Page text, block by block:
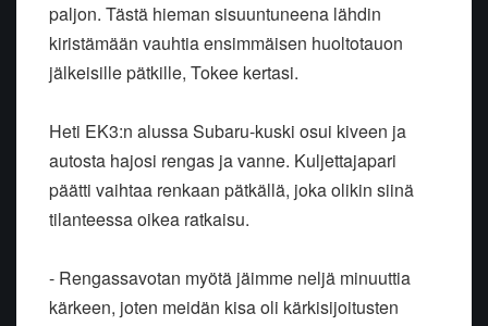
paljon. Tästä hieman sisuuntuneena lähdin
kiristämään vauhtia ensimmäisen huoltotauon
jälkeisille pätkille, Tokee kertasi.
Heti EK3:n alussa Subaru-kuski osui kiveen ja
autosta hajosi rengas ja vanne. Kuljettajapari
päätti vaihtaa renkaan pätkällä, joka olikin siinä
tilanteessa oikea ratkaisu.
- Rengassavotan myötä jäimme neljä minuuttia
kärkeen, joten meidän kisa oli kärkisijoitusten